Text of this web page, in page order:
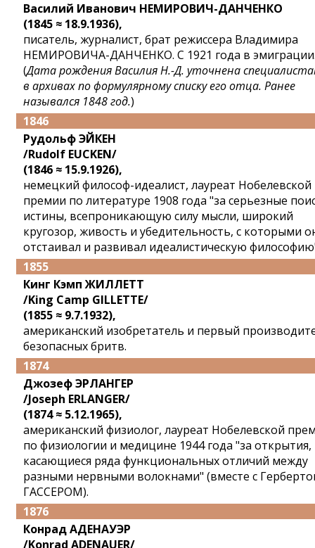
Василий Иванович НЕМИРОВИЧ-ДАНЧЕНКО
(1845 ≈ 18.9.1936),
писатель, журналист, брат режиссера Владимира
НЕМИРОВИЧА-ДАНЧЕНКО. С 1921 года в
(Дата рождения Василия Н.-Д. уточнена
в архивах по формулярному списку его отца. Ранее
назывался 1848 год.)
1846
Рудольф ЭЙКЕН
/Rudolf EUCKEN/
(1846 ≈ 15.9.1926),
немецкий философ-идеалист, лауреат Нобелевской
премии по литературе 1908 года "за серьезные
истины, всепроникающую силу мысли, широкий
кругозор, живость и убедительность, с которыми
отстаивал и развивал идеалистическую
1855
Кинг Кэмп ЖИЛЛЕТТ
/King Camp GILLETTE/
(1855 ≈ 9.7.1932),
американский изобретатель и первый
безопасных бритв.
1874
Джозеф ЭРЛАНГЕР
/Joseph ERLANGER/
(1874 ≈ 5.12.1965),
американский физиолог, лауреат Нобелевской
по физиологии и медицине 1944 года "за открытия,
касающиеся ряда функциональных отличий между
разными нервными волокнами" (вместе с
ГАССЕРОМ).
1876
Конрад АДЕНАУЭР
/Konrad ADENAUER/